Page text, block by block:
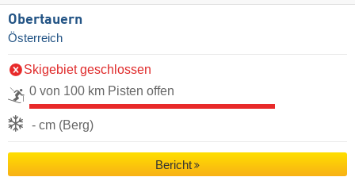
Obertauern
Österreich
Skigebiet geschlossen
0 von 100 km Pisten offen
- cm (Berg)
Bericht